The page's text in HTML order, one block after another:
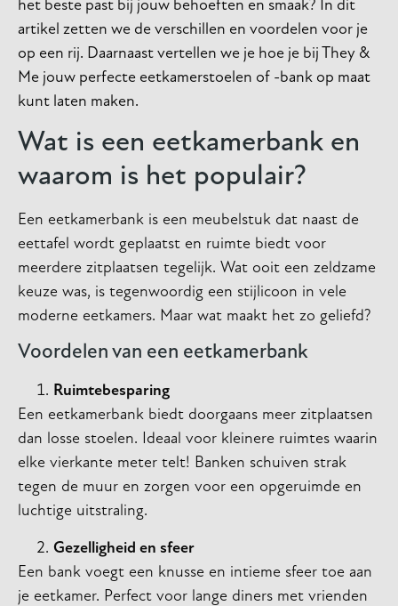
het beste past bij jouw behoeften en smaak? In dit
artikel zetten we de verschillen en voordelen voor je
op een rij. Daarnaast vertellen we je hoe je bij They &
Me jouw perfecte eetkamerstoelen of -bank op maat
kunt laten maken.
Wat is een eetkamerbank en
waarom is het populair?
Een eetkamerbank is een meubelstuk dat naast de
eettafel wordt geplaatst en ruimte biedt voor
meerdere zitplaatsen tegelijk. Wat ooit een zeldzame
keuze was, is tegenwoordig een stijlicoon in vele
moderne eetkamers. Maar wat maakt het zo geliefd?
Voordelen van een eetkamerbank
Ruimtebesparing
Een eetkamerbank biedt doorgaans meer zitplaatsen
dan losse stoelen. Ideaal voor kleinere ruimtes waarin
elke vierkante meter telt! Banken schuiven strak
tegen de muur en zorgen voor een opgeruimde en
luchtige uitstraling.
Gezelligheid en sfeer
Een bank voegt een knusse en intieme sfeer toe aan
je eetkamer. Perfect voor lange diners met vrienden